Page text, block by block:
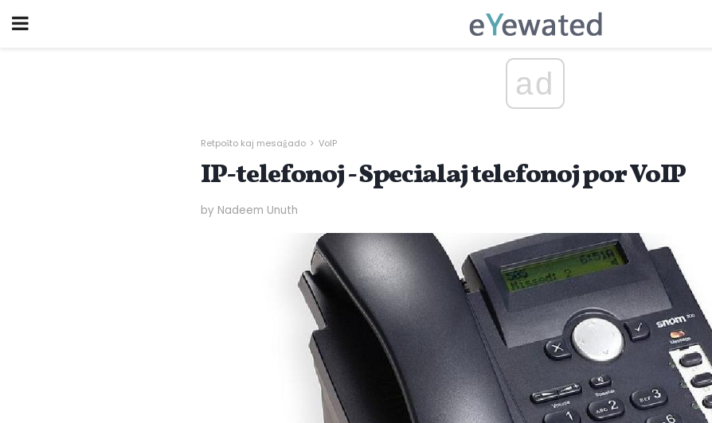
ad
Retpoŝto kaj mesaĝado VoIP
IP-telefonoj - Specialaj telefonoj por VoIP
by Nadeem Unuth